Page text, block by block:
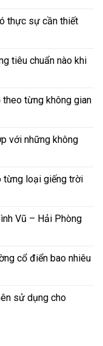
thực sự cần thiết
tiêu chuẩn nào khi
theo từng không gian
với những không
từng loại giếng trời
Vũ – Hải Phòng
cổ điển bao nhiêu
sử dụng cho